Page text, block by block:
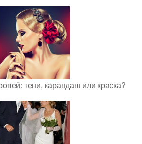
тени, карандаш или краска?